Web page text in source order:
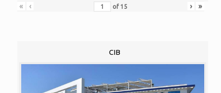
« ‹ of 15 › »
CIB